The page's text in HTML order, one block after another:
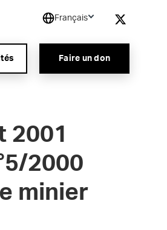
Français
Faire un don
2001
2000
minier